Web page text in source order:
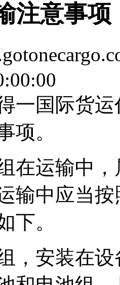
注意事项
一国际货
项。
在运输中
输中应当按
下。
，安装在